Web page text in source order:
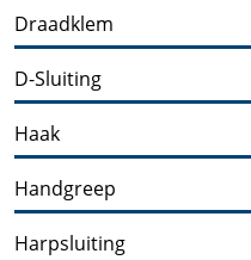
Draadklem
D-Sluiting
Haak
Handgreep
Harpsluiting